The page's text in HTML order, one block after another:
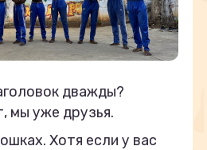
дважды?
мы уже друзья.
Хотя если у вас